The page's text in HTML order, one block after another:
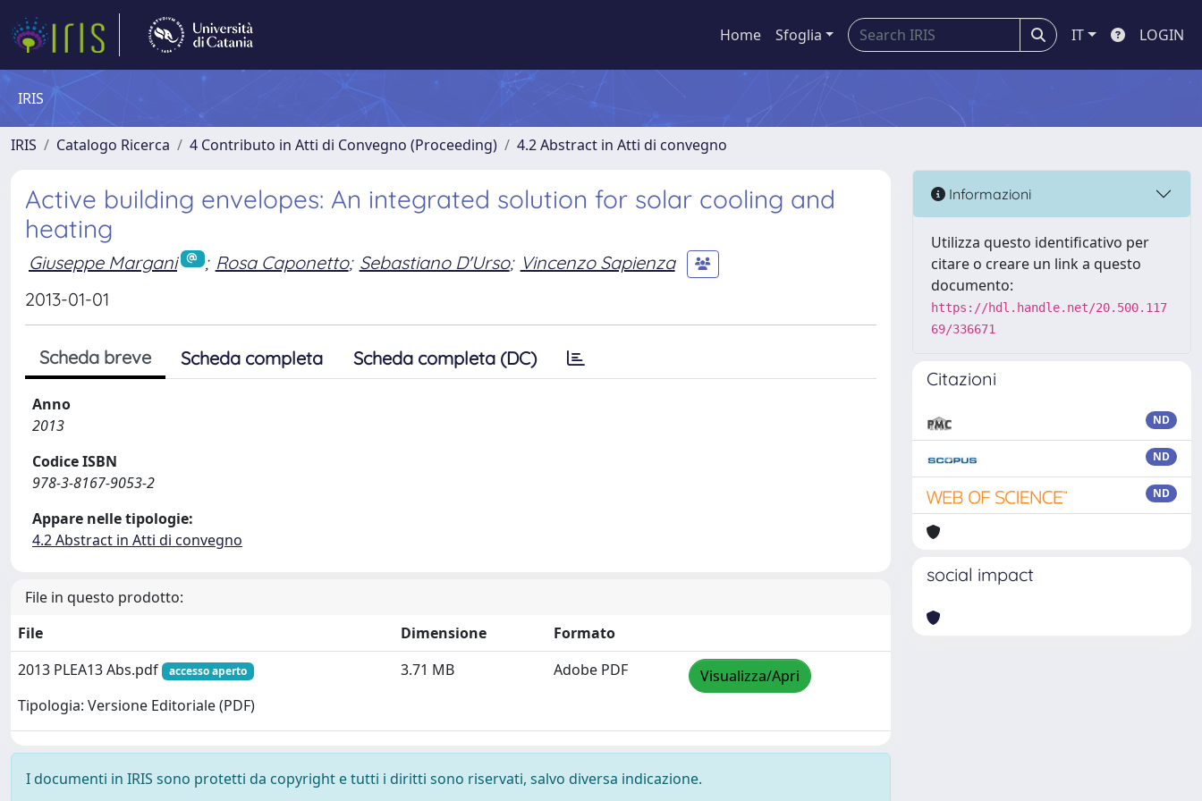
Home Sfoglia IT LOGIN
IRIS
IRIS Catalogo Ricerca 4 Contributo in Atti di Convegno (Proceeding) 4.2 Abstract in Atti di convegno
Active building envelopes: An integrated solution for solar cooling and
heating
Giuseppe Margani ; Rosa Caponetto; Sebastiano D'Urso; Vincenzo Sapienza
2013-01-01
Scheda breve Scheda completa Scheda completa (DC)
Anno
2013
Codice ISBN
978-3-8167-9053-2
Appare nelle tipologie:
4.2 Abstract in Atti di convegno
File in questo prodotto:
File
Dimensione
Formato
2013 PLEA13 Abs.pdf
accesso aperto
Tipologia: Versione Editoriale (PDF)
3.71 MB Adobe PDF Visualizza/Apri
I documenti in IRIS sono protetti da copyright e tutti i diritti sono riservati, salvo diversa indicazione.
Informazioni
Utilizza questo identificativo per
citare o creare un link a questo
documento:
https://hdl.handle.net/20.500.117
69/336671
Citazioni
ND
ND
ND
social impact